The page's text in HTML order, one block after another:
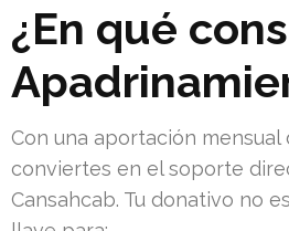
¿En qué
Con una aportación mensual
conviertes en el soporte
Cansahcab. Tu donativo no